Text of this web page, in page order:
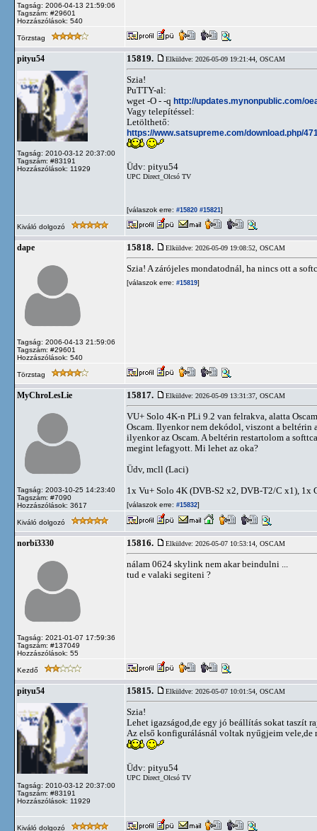
Tagság: 2006-04-13 21:59:06
Tagszám: #29601
Hozzászólások: 540
Törzstag
pityu54
Tagság: 2010-03-12 20:37:00
Tagszám: #83191
Hozzászólások: 11929
15819. Elküldve: 2026-05-09 19:21:44, OSCAM
Szia!
PuTTY-al:
wget -O - -q http://updates.mynonpublic.com/
Vagy telepítéssel:
Letölthető:
https://www.satsupreme.com/download.php/
Üdv: pityu54
UPC Direct_Olcsó TV
[válaszok erre: #15820 #15821]
Kiváló dolgozó
dape
Tagság: 2006-04-13 21:59:06
Tagszám: #29601
Hozzászólások: 540
15818. Elküldve: 2026-05-09 19:08:52, OSCAM
Szia! A zárójeles mondatodnál, ha nincs ott a
[válaszok erre: #15819]
Törzstag
MyChroLesLie
Tagság: 2003-10-25 14:23:40
Tagszám: #7090
Hozzászólások: 3617
15817. Elküldve: 2026-05-09 13:31:37, OSCAM
VU+ Solo 4K-n PLi 9.2 van felrakva, alatta
Oscam. Ilyenkor nem dekódol, viszont a beltérin
ilyenkor az Oscam. A beltérin restartolom a
megint lefagyott. Mi lehet az oka?
Üdv, mcll (Laci)
1x Vu+ Solo 4K (DVB-S2 x2, DVB-T2/C x1), 1x
[válaszok erre: #15832]
Kiváló dolgozó
norbi3330
Tagság: 2021-01-07 17:59:36
Tagszám: #137049
Hozzászólások: 55
15816. Elküldve: 2026-05-07 10:53:14, OSCAM
nálam 0624 skylink nem akar beindulni ...
tud e valaki segiteni ?
Kezdő
pityu54
Tagság: 2010-03-12 20:37:00
Tagszám: #83191
Hozzászólások: 11929
15815. Elküldve: 2026-05-07 10:01:54, OSCAM
Szia!
Lehet igazságod,de egy jó beállítás sokat taszít
Az első konfigurálásnál voltak nyűgjeim vele,de
Üdv: pityu54
UPC Direct_Olcsó TV
Kiváló dolgozó